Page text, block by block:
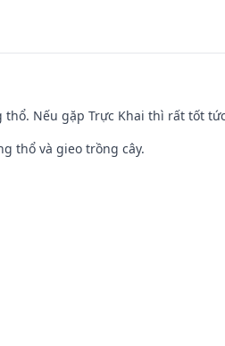
Nếu gặp Trực Khai thì rất tốt
thổ và gieo trồng cây.